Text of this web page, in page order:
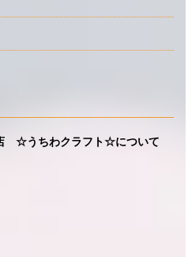
☆うちわクラフト☆について